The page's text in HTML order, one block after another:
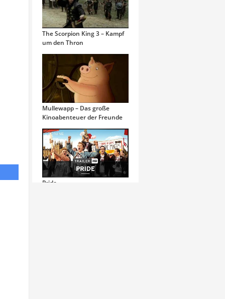
The Scorpion King 3 – Kampf
um den Thron
Mullewapp – Das große
Kinoabenteuer der Freunde
Pride